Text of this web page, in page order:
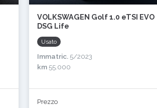
VOLKSWAGEN Golf 1.0 eTSI EVO
DSG Life
Usato
Immatric. 5/2023
km 55.000
Prezzo